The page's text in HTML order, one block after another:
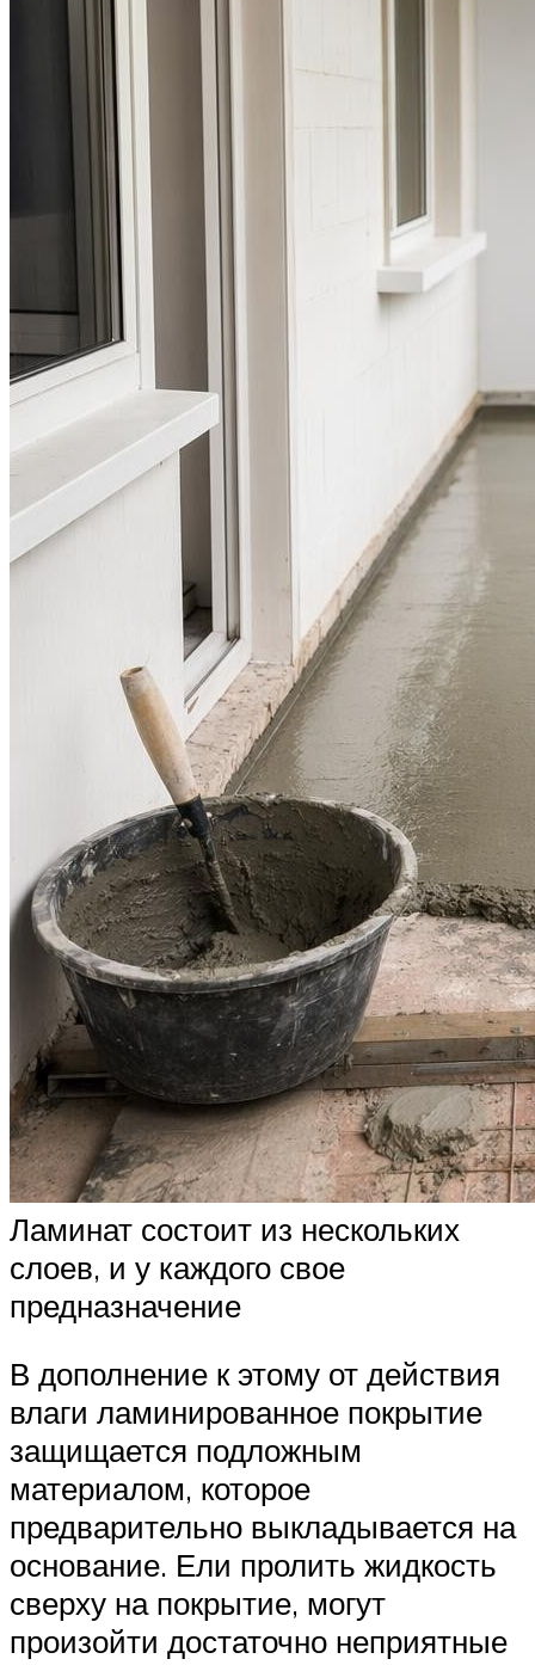
Ламинат состоит из нескольких
слоев, и у каждого свое
предназначение
В дополнение к этому от действия
влаги ламинированное покрытие
защищается подложным
материалом, которое
предварительно выкладывается на
основание. Ели пролить жидкость
сверху на покрытие, могут
произойти достаточно неприятные